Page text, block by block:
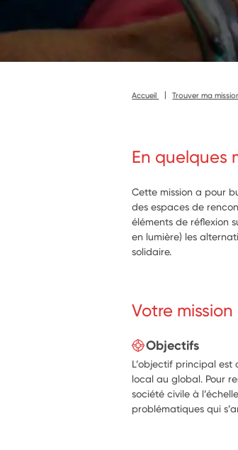
Accueil Trouver ma
En quelques
Cette mission a pour
des espaces de
éléments de réflexion
en lumière) les
solidaire.
Votre
Objectifs
L’objectif principal
local au global. Pour
société civile à
problématiques qui